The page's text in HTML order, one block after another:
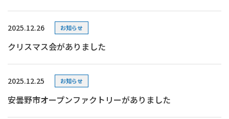
2025.12.26 お知らせ
クリスマス会がありました
2025.12.25 お知らせ
安曇野市オープンファクトリーがありました